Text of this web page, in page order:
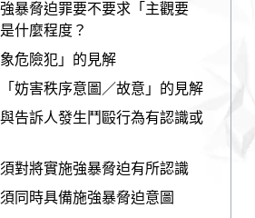
暴脅迫罪要不要求「主觀要
什麼程度？
象危險犯」的見解
「妨害秩序意圖／故意」的見解
與告訴人發生鬥毆行為有認識或
須對將實施強暴脅迫有所認識
須同時具備施強暴脅迫意圖